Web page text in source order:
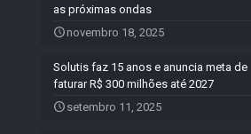
as próximas ondas
novembro 18, 2025
Solutis faz 15 anos e anuncia meta de
faturar R$ 300 milhões até 2027
setembro 11, 2025